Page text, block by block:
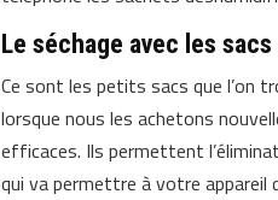
Le séchage avec les
Ce sont les petits sacs que l’on
lorsque nous les achetons
efficaces. Ils permettent
qui va permettre à votre appareil